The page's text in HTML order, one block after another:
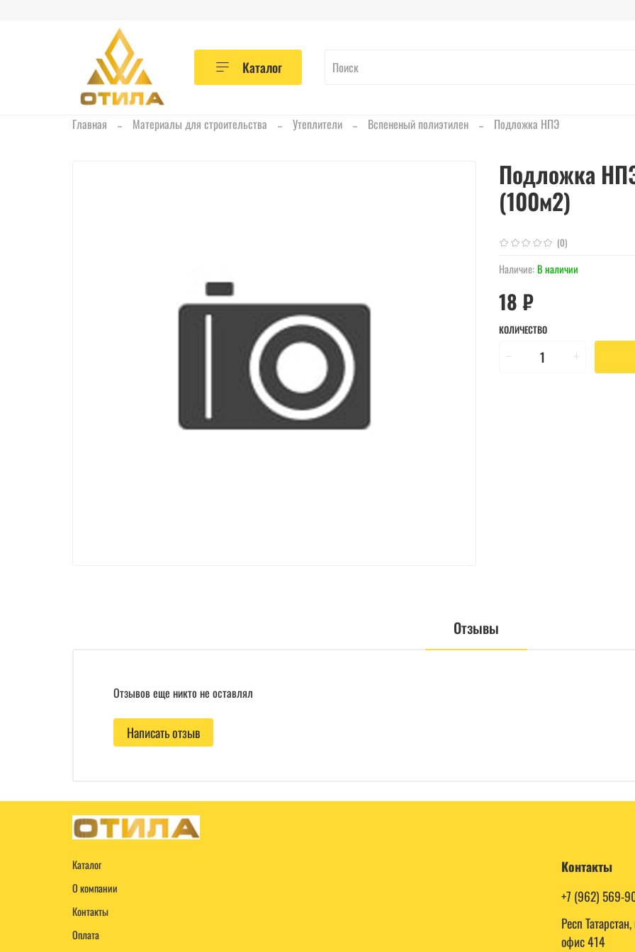
Каталог
Главная Материалы для строительства Утеплители Вспененый полиэтилен Подложка НПЭ
(0)
Наличие:В наличии
Подложка
(100м2)
18 ₽
КОЛИЧЕСТВО
Отзывы
Отзывов еще никто не оставлял
Написать отзыв
Каталог
О компании
Контакты
Оплата
Контакты
+7 (962) 569-
Респ
офис 414